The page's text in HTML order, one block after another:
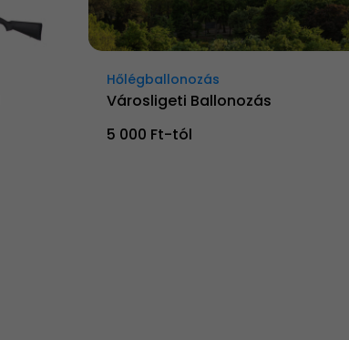
Hőlégballonozás
Városligeti Ballonozás
5 000 Ft-tól